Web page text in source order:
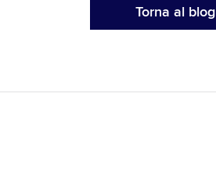
Torna al blog